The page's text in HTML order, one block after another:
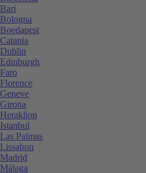
Bari
Bologna
Boedapest
Catania
Dublin
Edinburgh
Faro
Florence
Geneve
Girona
Heraklion
Istanbul
Las Palmas
Lissabon
Madrid
Málaga